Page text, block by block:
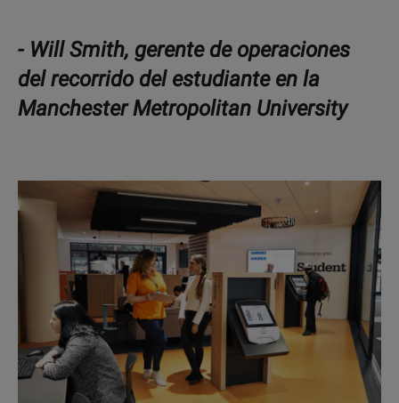
- Will Smith, gerente de operaciones
del recorrido del estudiante en la
Manchester Metropolitan University